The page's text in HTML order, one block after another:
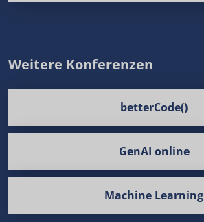
Weitere Konferenzen
betterCode()
GenAI online
Machine Learning